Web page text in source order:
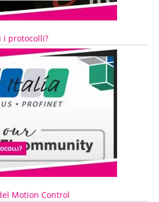
i protocolli?
Motion Control